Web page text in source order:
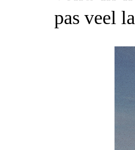
pas veel